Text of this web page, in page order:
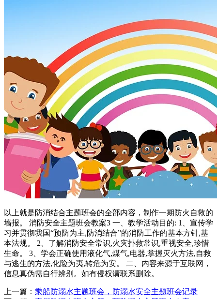
以上就是防消结合主题班会的全部内容，制作一期防火自救的
墙报。 消防安全主题班会教案3 一、教学活动目的: 1、宣传学
习并贯彻我国“预防为主,防消结合”的消防工作的基本方针,基
本法规。 2、了解消防安全常识,火灾扑救常识,重视安全,珍惜
生命。 3、学会正确使用液化气,煤气,电器,掌握灭火方法,自救
与逃生的方法,化险为夷,转危为安。 二、内容来源于互联网，
信息真伪需自行辨别。如有侵权请联系删除。
上一篇： 乘船防溺水主题班会，防溺水安全主题班会记录